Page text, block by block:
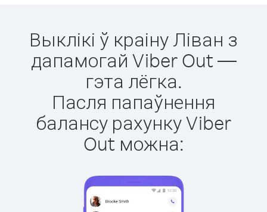
Выклікі ў краіну Ліван з
дапамогай Viber Out —
гэта лёгка.
Пасля папаўнення
балансу рахунку Viber
Out можна: